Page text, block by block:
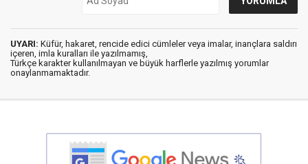
UYARI: Küfür, hakaret, rencide edici cümleler veya imalar, inançlara saldırı
içeren, imla kuralları ile yazılmamış,
Türkçe karakter kullanılmayan ve büyük harflerle yazılmış yorumlar
onaylanmamaktadır.